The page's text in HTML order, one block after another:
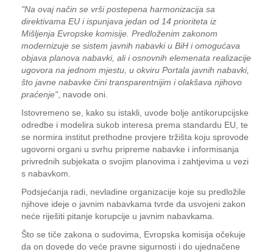
"Na ovaj način se vrši postepena harmonizacija sa
direktivama EU i ispunjava jedan od 14 prioriteta iz
Mišljenja Evropske komisije. Predloženim zakonom
modernizuje se sistem javnih nabavki u BiH i omogućava
objava planova nabavki, ali i osnovnih elemenata realizacije
ugovora na jednom mjestu, u okviru Portala javnih nabavki,
što javne nabavke čini transparentnijim i olakšava njihovo
praćenje", navode oni.
Istovremeno se, kako su istakli, uvode bolje antikorupcijske
odredbe i modelira sukob interesa prema standardu EU, te
se normira institut prethodne provjere tržišta koju sprovode
ugovorni organi u svrhu pripreme nabavke i informisanja
privrednih subjekata o svojim planovima i zahtjevima u vezi
s nabavkom.
Podsjećanja radi, nevladine organizacije koje su predložile
njihove ideje o javnim nabavkama tvrde da usvojeni zakon
neće riješiti pitanje korupcije u javnim nabavkama.
Što se tiče zakona o sudovima, Evropska komisija očekuje
da on dovede do veće pravne sigurnosti i do ujednačene